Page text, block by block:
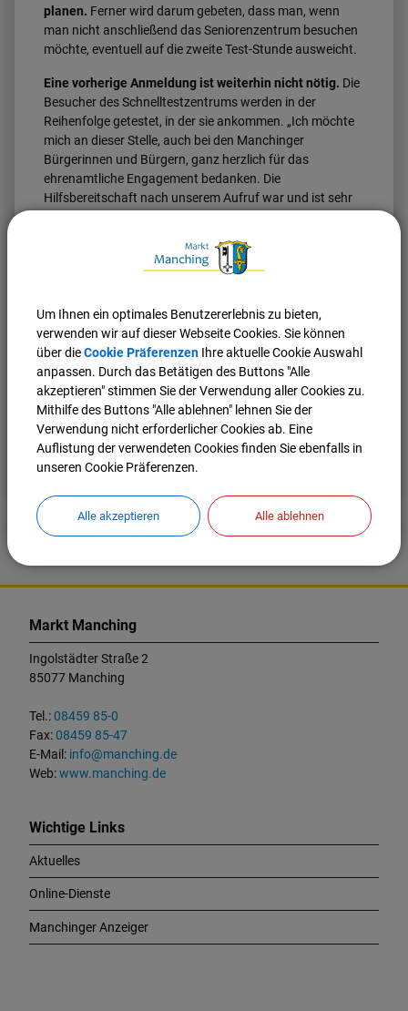
planen. Ferner wird darum gebeten, dass man, wenn
man nicht anschließend das Seniorenzentrum besuchen
möchte, eventuell auf die zweite Test-Stunde ausweicht.
Eine vorherige Anmeldung ist weiterhin nicht nötig. Die
Besucher des Schnelltestzentrums werden in der
Reihenfolge getestet, in der sie ankommen. „Ich möchte
mich an dieser Stelle, auch bei den Manchinger
Bürgerinnen und Bürgern, ganz herzlich für das
ehrenamtliche Engagement bedanken. Die
Hilfsbereitschaft nach unserem Aufruf war und ist sehr
Interessierte können sich weiterhin, für die Helfer-
Koordination, an die Hotline im Rathaus unter Tel. 08459
schnelltestzentrum@manching.de wenden.
Das Corona-Schnelltestzentrum in der Schulstraße 12
hat dienstags und donnerstags von 17.00 Uhr bis 20.00
Uhr und samstags von 14.00 Uhr bis 17.00 Uhr geöffnet.
Nach oben
Markt Manching
Ingolstädter Straße 2
85077 Manching
Tel.:08459 85-0
Fax:08459 85-47
E-Mail: info@manching.de
Web:www.manching.de
Wichtige Links
Aktuelles
Online-Dienste
Manchinger Anzeiger
Um Ihnen ein optimales Benutzererlebnis zu bieten,
verwenden wir auf dieser Webseite Cookies. Sie können
über dieCookie Präferenzen Ihre aktuelle Cookie Auswahl
anpassen. Durch das Betätigen des Buttons "Alle
akzeptieren" stimmen Sie der Verwendung aller Cookies zu.
Mithilfe des Buttons "Alle ablehnen" lehnen Sie der
Verwendung nicht erforderlicher Cookies ab. Eine
Auflistung der verwendeten Cookies finden Sie ebenfalls in
unseren Cookie Präferenzen.
Alle akzeptieren Alle ablehnen